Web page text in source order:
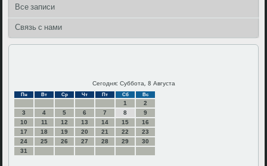
Все записи
Связь с нами
Сегодня: Суббота, 8 Августа
Пн Вт Ср Чт Пт Сб Вс
1
2
3
4 5 6 7 8
9
10
11 12 13 14 15
16
17
18 19 20 21 22
23
24
25 26 27 28 29
30
31